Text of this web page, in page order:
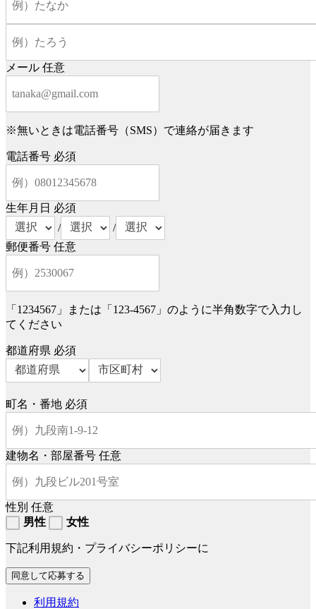
メール 任意
※無いときは電話番号（SMS）で連絡が届きます
電話番号 必須
生年月日 必須
/
/
郵便番号 任意
「1234567」または「123-4567」のように半角数字で入力し
てください
都道府県 必須
町名・番地 必須
建物名・部屋番号 任意
性別 任意
男性
女性
下記利用規約・プライバシーポリシーに
利用規約